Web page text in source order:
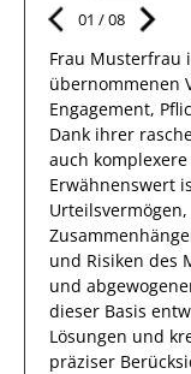
01 /08
Frau Musterfrau
übernommenen
Engagement,
Dank ihrer
auch komplexere
Erwähnenswert
Urteilsvermögen,
und Risiken des
und
dieser Basis
Lösungen und
präziser